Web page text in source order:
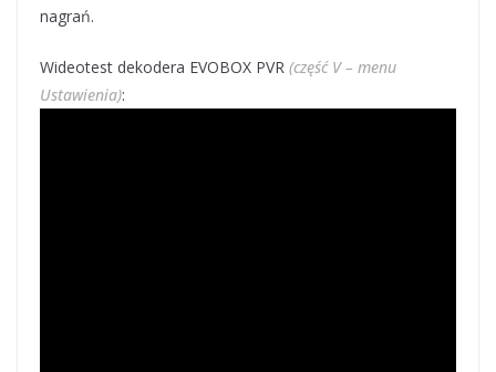
nagrań.
Wideotest dekodera EVOBOX PVR (część V – menu
Ustawienia):